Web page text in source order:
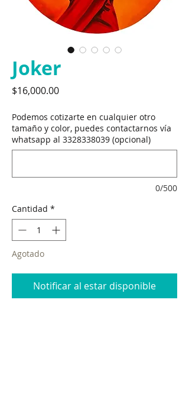
Joker
$16,000.00Precio
Podemos cotizarte en cualquier otro
tamaño y color, puedes contactarnos vía
whatsapp al 3328338039 (opcional)
0/500
Cantidad *
Agotado
Notificar al estar disponible